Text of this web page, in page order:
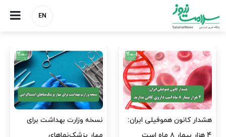
EN
نسخه وزارت بهداشت برای
مدیران پرستاری باید